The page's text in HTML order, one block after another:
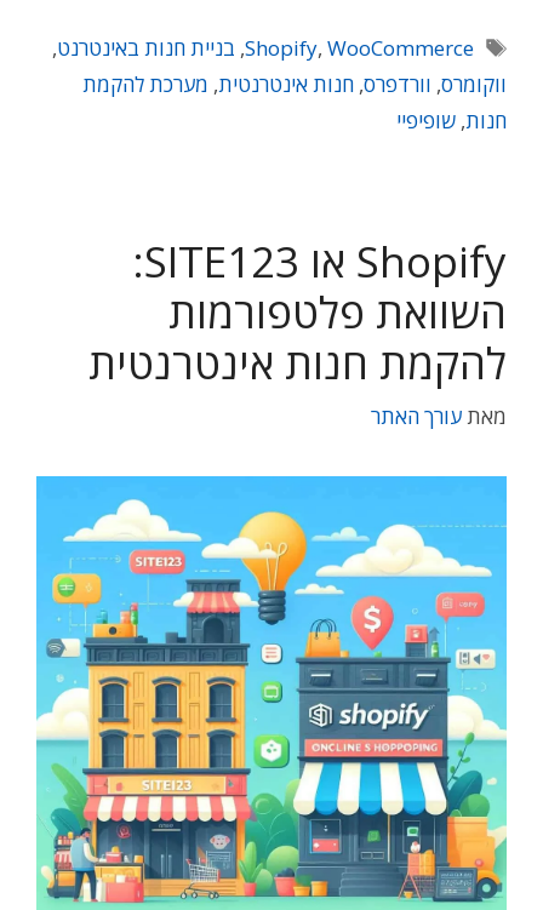
תגיות Shopify, WooCommerce
, בניית חנות באינטרנט,
ווקומרס, וורדפרס, חנות אינטרנטית, מערכת להקמת
חנות, שופיפיי
Shopify או SITE123:
השוואת פלטפורמות
להקמת חנות אינטרנטית
מאתעורך האתר